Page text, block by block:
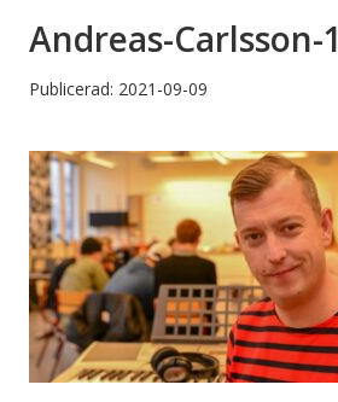
Andreas-Carlsson-1
Publicerad: 2021-09-09